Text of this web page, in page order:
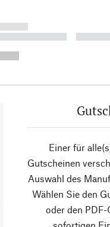
----------
Einer für
Gutscheinen
Auswahl des
Wählen Sie den
oder den